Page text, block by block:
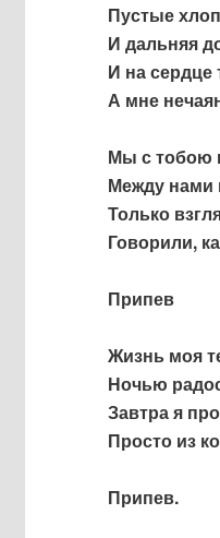
Пустые
И дальняя
И на сердце
А мне
Мы с тобою
Между нами
Только
Говорили,
Припев
Жизнь моя
Ночью
Завтра я
Просто из
Припев.